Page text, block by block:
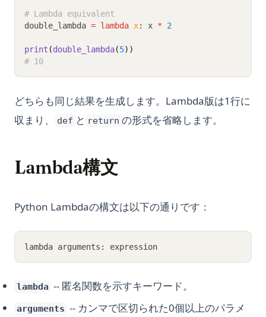
# Lambda equivalent
double_lambda = lambda x: x * 2
print (double_lambda(5))
# 10
どちらも同じ結果を生成します。Lambda版は1行に
収まり、
def と return の形式を省略します。
Lambda構文
Python Lambdaの構文は以下の通りです：
lambda arguments: expression
lambda -- 匿名関数を示すキーワード。
arguments -- カンマで区切られた0個以上のパラメ